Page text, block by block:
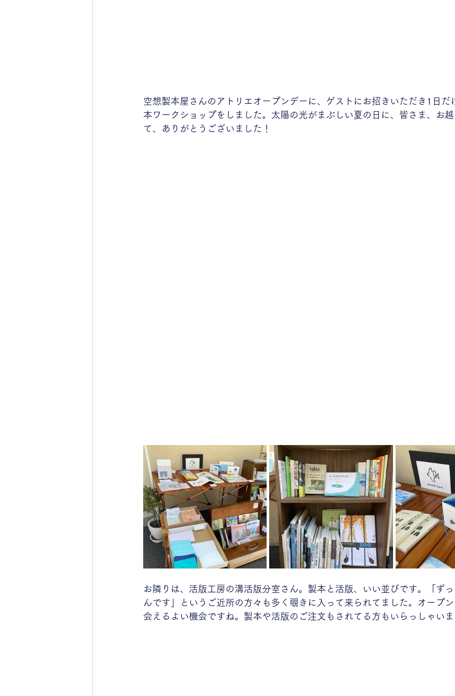
空想製本屋さんのアトリエオープンデーに、ゲストにお招きいただき1日だ
本ワークショップをしました。太陽の光がまぶしい夏の日に、皆さま、お
て、ありがとうございました！
お隣りは、活版工房の溝活版分室さん。製本と活版、いい並びです。「ず
んです」というご近所の方々も多く覗きに入って来られてました。オープ
会えるよい機会ですね。製本や活版のご注文もされてる方もいらっしゃいま